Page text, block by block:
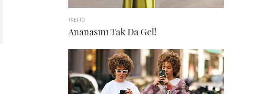
TREND
Ananasını Tak Da Gel!